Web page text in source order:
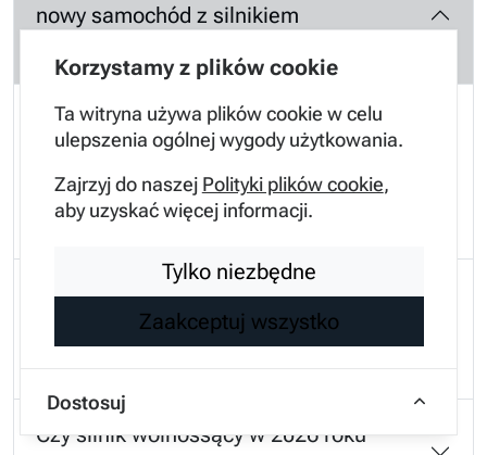
Korzystamy z plików cookie
Ta witryna używa plików cookie w celu
ulepszenia ogólnej wygody użytkowania.
Zajrzyj do naszej Polityki plików cookie,
aby uzyskać więcej informacji.
Tylko niezbędne
Zaakceptuj wszystko
Dostosuj
nowy samochód z silnikiem
Tak, wielu producentów, szczególnie z Azji,
nadal oferuje silniki wolnossące, głównie
jako element zaawansowanych układów
hybrydowych HEV.
Dlaczego silniki wolnossące są uważane
za trwalsze od tych z
turbodoładowaniem?
Czy silnik wolnossący w 2026 roku